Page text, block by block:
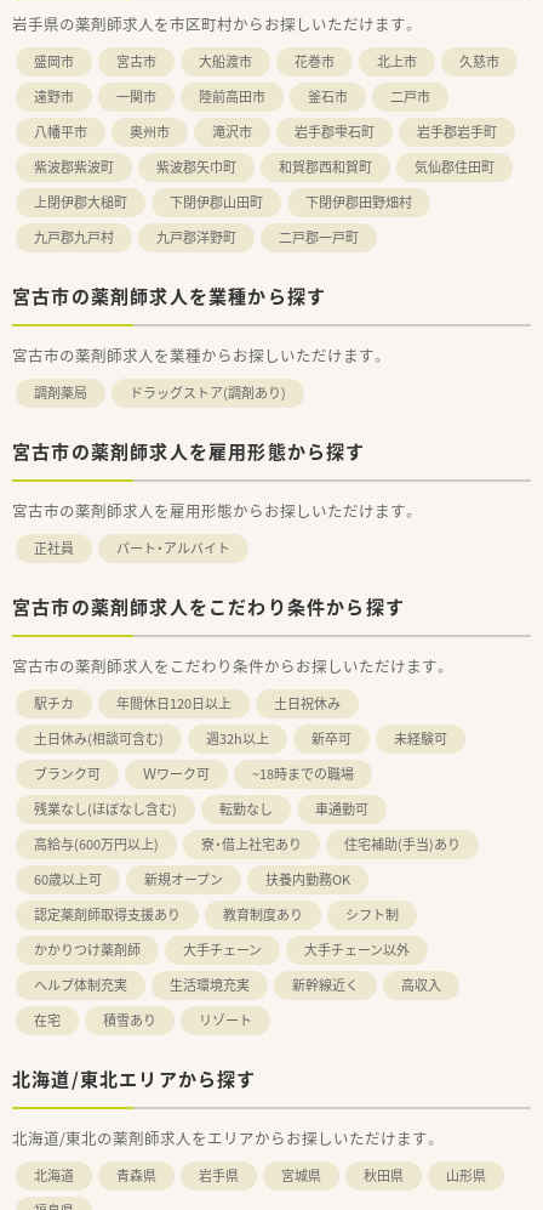
≪薬局について≫
循環器科, 内科メインで100枚/日ほどの処方箋を応需していま
す。
薬品も1300品目ほど取り揃えており、ご経験を積みたい方、スキ
ルを活かしたい方におススメです。
岩手県の薬剤師求人を市区町村からお探しいただけます。
盛岡市 宮古市 大船渡市 花巻市 北上市
久慈市
遠野市
一関市 陸前高田市 釜石市
二戸市
八幡平市
奥州市 滝沢市 岩手郡雫石町
岩手郡岩手町
紫波郡紫波町
紫波郡矢巾町 和賀郡西和賀町
気仙郡住田町
上閉伊郡大槌町
下閉伊郡山田町
下閉伊郡田野畑村
九戸郡九戸村
九戸郡洋野町 二戸郡一戸町
宮古市の薬剤師求人を業種から探す
宮古市の薬剤師求人を業種からお探しいただけます。
調剤薬局 ドラッグストア(調剤あり)
宮古市の薬剤師求人を雇用形態から探す
宮古市の薬剤師求人を雇用形態からお探しいただけます。
正社員 パート・アルバイト
宮古市の薬剤師求人をこだわり条件から探す
宮古市の薬剤師求人をこだわり条件からお探しいただけます。
駅チカ 年間休日120日以上
土日祝休み
土日休み(相談可含む)
週32h以上 新卒可
未経験可
ブランク可
Ｗワーク可
~18時までの職場
残業なし(ほぼなし含む)
転勤なし
車通勤可
高給与(600万円以上)
寮・借上社宅あり
住宅補助(手当)あり
60歳以上可
新規オープン
扶養内勤務OK
認定薬剤師取得支援あり
教育制度あり
シフト制
かかりつけ薬剤師
大手チェーン
大手チェーン以外
ヘルプ体制充実
生活環境充実 新幹線近く
高収入
在宅
積雪あり リゾート
北海道/東北エリアから探す
北海道/東北の薬剤師求人をエリアからお探しいただけます。
北海道 青森県 岩手県 宮城県 秋田県
山形県